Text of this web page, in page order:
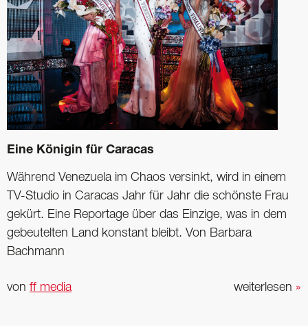
Eine Königin für Caracas
Während Venezuela im Chaos versinkt, wird in einem
TV-Studio in Caracas Jahr für Jahr die schönste Frau
gekürt. Eine Reportage über das Einzige, was in dem
gebeutelten Land konstant bleibt. Von Barbara
Bachmann
weiterlesen »
von ff media